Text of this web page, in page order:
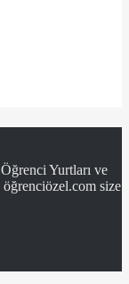
Yurtları ve
size